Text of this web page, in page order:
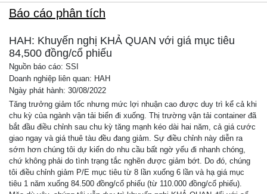
Báo cáo phân tích
HAH: Khuyến nghị KHẢ QUAN với giá mục tiêu
84,500 đồng/cổ phiếu
Nguồn báo cáo: SSI
Doanh nghiệp liên quan: HAH
Ngày phát hành: 30/08/2022
Tăng trưởng giảm tốc nhưng mức lợi nhuận cao được duy trì kể cả khi
chu kỳ của ngành vận tải biển đi xuống. Thị trường vận tải container đã
bắt đầu điều chỉnh sau chu kỳ tăng mạnh kéo dài hai năm, cả giá cước
giao ngay và giá thuê tàu đều đang giảm. Sự điều chỉnh này diễn ra
sớm hơn chúng tôi dự kiến do nhu cầu bất ngờ yếu đi nhanh chóng,
chứ không phải do tình trạng tắc nghẽn được giảm bớt. Do đó, chúng
tôi điều chỉnh giảm P/E mục tiêu từ 8 lần xuống 6 lần và hạ giá mục
tiêu 1 năm xuống 84.500 đồng/cổ phiếu (từ 110.000 đồng/cổ phiếu).